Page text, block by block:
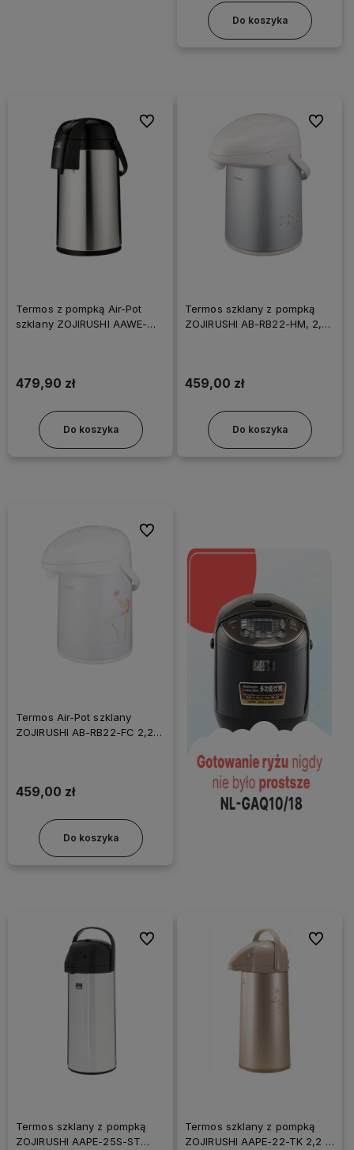
Do koszyka
Termos z pompką Air-Pot
szklany ZOJIRUSHI AAWE-
479,90 zł
Do koszyka
Do ulubionych
Termos szklany z pompką
ZOJIRUSHI AB-RB22-HM, 2,2
459,00 zł
Do koszyka
Do
Termos Air-Pot szklany
ZOJIRUSHI AB-RB22-FC 2,2 L
459,00 zł
Do koszyka
Do ulubionych
Termos szklany z pompką
ZOJIRUSHI AAPE-25S-ST
Do ulubionych
Termos szklany z pompką
ZOJIRUSHI AAPE-22-TK 2,2 L
Do